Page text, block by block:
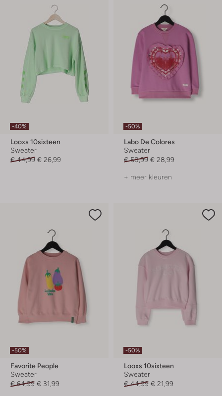
-40%
Looxs 10sixteen
Sweater
€ 44,99 € 26,99
-50%
Labo De Colores
Sweater
€ 58,99 € 28,99
+ meer kleuren
-50%
Favorite People
Sweater
€ 64,99 € 31,99
-50%
Looxs 10sixteen
Sweater
€ 44,99 € 21,99